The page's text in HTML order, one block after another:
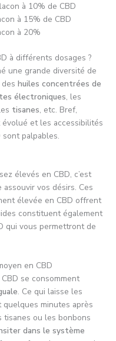
à 10% de CBD
à 15% de CBD
à 20%
à différents dosages ?
une grande diversité de
deshuiles concentrées de
électroniques, les
tisanes, etc. Bref,
évolué et les accessibilités
sont palpables.
élevés en CBD, c’est
vos désirs. Ces
élevée en CBD offrent
constituent également
qui vous permettront de
en CBD
se consomment
. Ce qui laisse les
minutes après
tisanes ou les bonbons
dans le système